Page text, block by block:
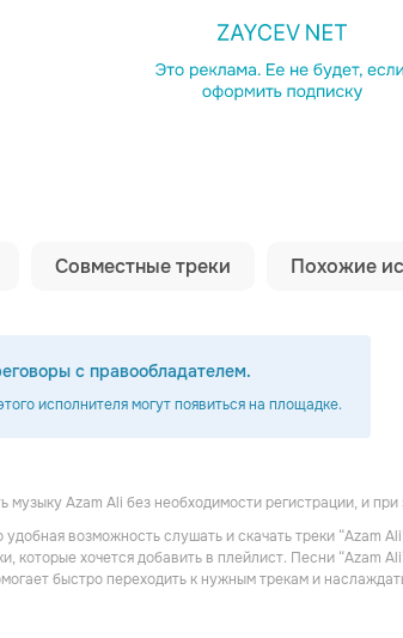
Копировать ссылку
Совместные треки Похожие
с правообладателем.
исполнителя могут появиться на площадке.
Love Is Colder Than Death Irfan
Поп
Azam Ali без необходимости регистрации, и
возможность слушать и скачать треки “Azam
которые хочется добавить в плейлист. Песни “Azam
быстро переходить к нужным трекам и